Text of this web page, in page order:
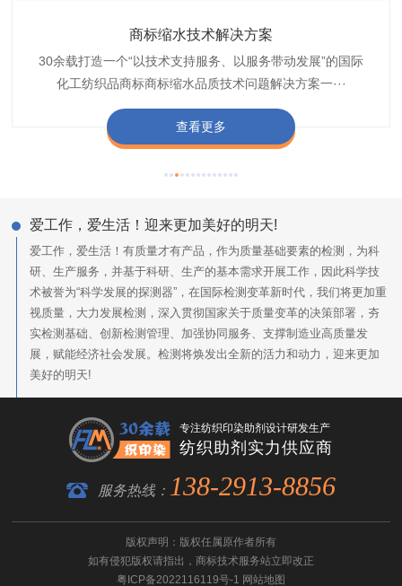
商标缩水技术解决方案
30余载打造一个“以技术支持服务、以服务带动发展”的国际
化工纺织品商标商标缩水品质技术问题解决方案一···
查看更多
织带商标防水技术解决方案
博准公司专注于织带商标防水技术解决方案30余载,励志于
纺织品商标企业打造含油量超标品质技术问题解决方···
查看更多
服装颜色不匀技术解决方案
博准是一家专注30余载设计研发织唛印唛商标、织带服装颜
色不匀品质技术问题解决方案一站式服务提供商,技···
查看更多
纺织品阻燃母粒
博准致力于成为纺织品商标阻燃母粒剂,TF-W760,TF-W760
阻燃母粒剂加工定制服务实力提供商,···
查看更多
爱工作，爱生活！迎来更加美好的明天!
爱工作，爱生活！有质量才有产品，作为质量基础要素的检测，为科
研、生产服务，并基于科研、生产的基本需求开展工作，因此科学技
术被誉为“科学发展的探测器”，在国际检测变革新时代，我们将更加重
视质量，大力发展检测，深入贯彻国家关于质量变革的决策部署，夯
实检测基础、创新检测管理、加强协同服务、支撑制造业高质量发
展，赋能经济社会发展。检测将焕发出全新的活力和动力，迎来更加
美好的明天!
专注纺织印染助剂设计研发生产
纺织助剂实力供应商
服务热线： 138-2913-8856
版权声明：版权任属原作者所有
如有侵犯版权请指出， 商标技术服务站立即改正
粤ICP备2022116119号-1 网站地图